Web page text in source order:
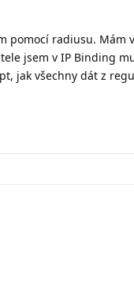
pomocí radiusu. Mám
jsem v IP Binding
jak všechny dát z